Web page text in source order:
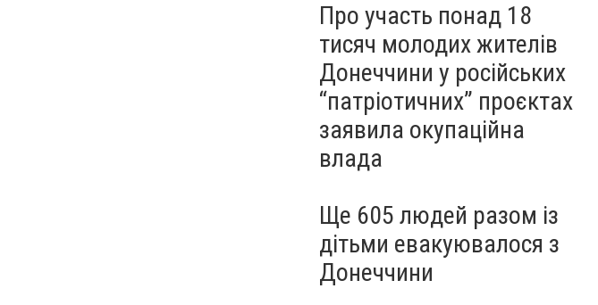
Про участь понад 18
тисяч молодих жителів
Донеччини у російських
“патріотичних” проєктах
заявила окупаційна
влада
Ще 605 людей разом із
дітьми евакуювалося з
Донеччини